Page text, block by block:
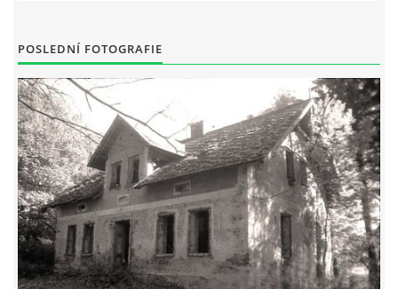
POSLEDNÍ FOTOGRAFIE